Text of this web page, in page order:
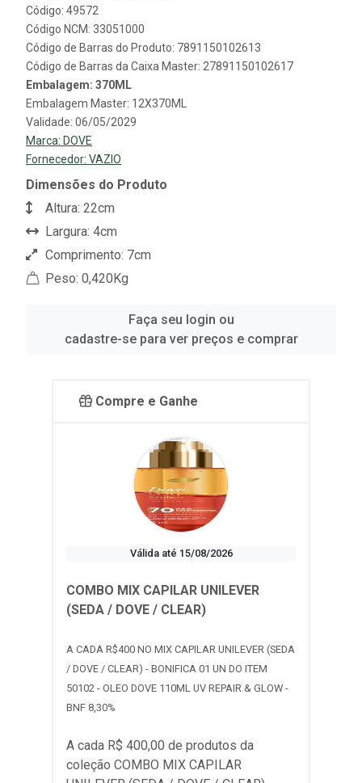
Código: 49572
Código NCM: 33051000
Código de Barras do Produto: 7891150102613
Código de Barras da Caixa Master: 27891150102617
Embalagem: 370ML
Embalagem Master: 12X370ML
Validade: 06/05/2029
Marca: DOVE
Fornecedor: VAZIO
Dimensões do Produto
Altura: 22cm
Largura: 4cm
Comprimento: 7cm
Peso: 0,420Kg
Faça seu login ou
cadastre-se para ver preços e comprar
Compre e Ganhe
Válida até 15/08/2026
COMBO MIX CAPILAR UNILEVER
(SEDA / DOVE / CLEAR)
A CADA R$400 NO MIX CAPILAR UNILEVER (SEDA
/ DOVE / CLEAR) - BONIFICA 01 UN DO ITEM
50102 - OLEO DOVE 110ML UV REPAIR & GLOW -
BNF 8,30%
A cada R$ 400,00 de produtos da
coleção COMBO MIX CAPILAR